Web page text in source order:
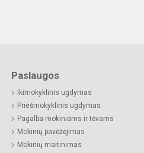
Paslaugos
Ikimokyklinis ugdymas
Priešmokyklinis ugdymas
Pagalba mokiniams ir tėvams
Mokinių pavėžėjimas
Mokinių maitinimas